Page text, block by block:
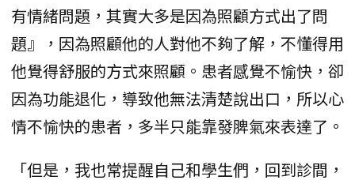
有情緒問題，其實大多是因為照顧方式出了問
題』，因為照顧他的人對他不夠了解，不懂得用
他覺得舒服的方式來照顧。患者感覺不愉快，卻
因為功能退化，導致他無法清楚說出口，所以心
情不愉快的患者，多半只能靠發脾氣來表達了。
「但是，我也常提醒自己和學生們，回到診間，